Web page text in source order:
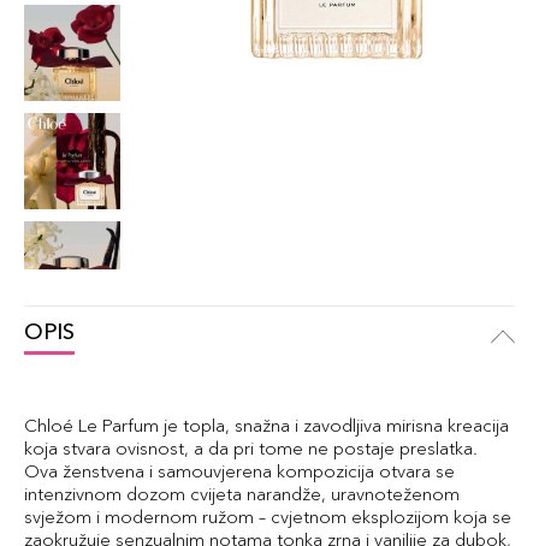
OPIS
Chloé Le Parfum je topla, snažna i zavodljiva mirisna kreacija
koja stvara ovisnost, a da pri tome ne postaje preslatka.
Ova ženstvena i samouvjerena kompozicija otvara se
intenzivnom dozom cvijeta narandže, uravnoteženom
svježom i modernom ružom – cvjetnom eksplozijom koja se
zaokružuje senzualnim notama tonka zrna i vanilije za dubok,